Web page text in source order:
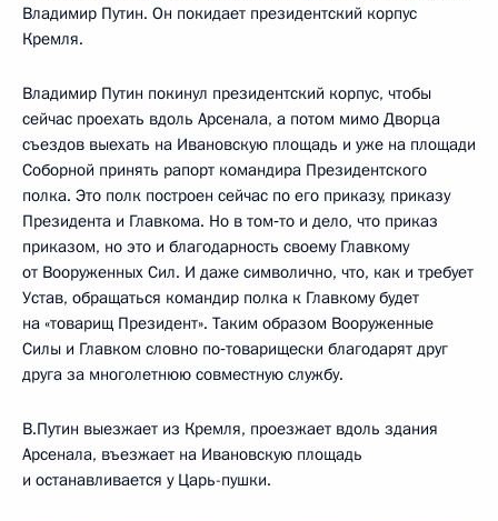
Владимир Путин. Он покидает президентский корпус
Кремля.
Владимир Путин покинул президентский корпус, чтобы
сейчас проехать вдоль Арсенала, а потом мимо Дворца
съездов выехать на Ивановскую площадь и уже на площади
Соборной принять рапорт командира Президентского
полка. Это полк построен сейчас по его приказу, приказу
Президента и Главкома. Но в том‑то и дело, что приказ
приказом, но это и благодарность своему Главкому
от Вооруженных Сил. И даже символично, что, как и требует
Устав, обращаться командир полка к Главкому будет
на «товарищ Президент». Таким образом Вооруженные
Силы и Главком словно по‑товарищески благодарят друг
друга за многолетнюю совместную службу.
В.Путин выезжает из Кремля, проезжает вдоль здания
Арсенала, въезжает на Ивановскую площадь
и останавливается у Царь-пушки.